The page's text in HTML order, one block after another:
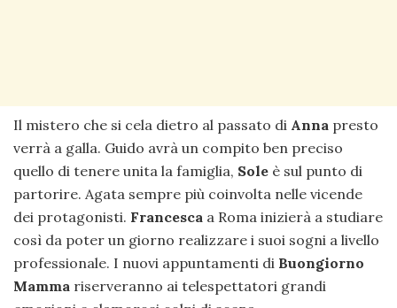
Il mistero che si cela dietro al passato di Anna presto
verrà a galla. Guido avrà un compito ben preciso
quello di tenere unita la famiglia, Sole è sul punto di
partorire. Agata sempre più coinvolta nelle vicende
dei protagonisti. Francesca a Roma inizierà a studiare
così da poter un giorno realizzare i suoi sogni a livello
professionale. I nuovi appuntamenti di Buongiorno
Mamma riserveranno ai telespettatori grandi